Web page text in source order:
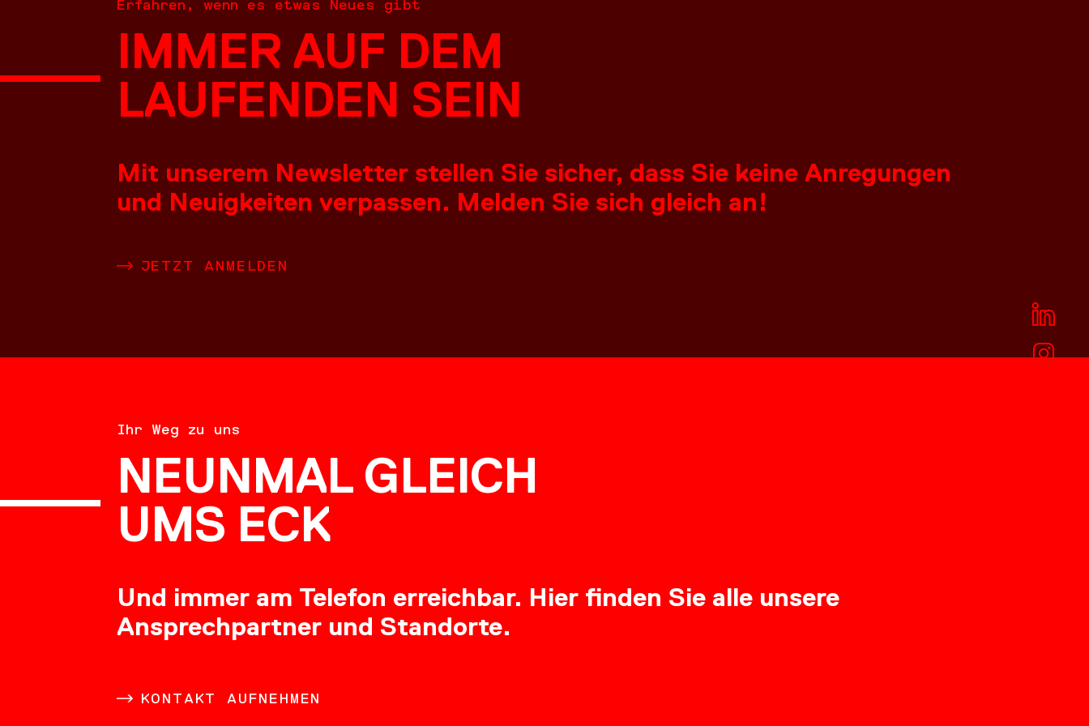
NEUES
LEISTUNGEN
BERATUNG
KARRIERE
DOWNLOADS
Erfahren, wenn es etwas Neues gibt
IMMER AUF DEM
LAUFENDEN SEIN
Mit unserem Newsletter stellen Sie sicher, dass Sie keine Anregungen
und Neuigkeiten verpassen. Melden Sie sich gleich an!
JETZT ANMELDEN
Ihr Weg zu uns
NEUNMAL GLEICH
UMS ECK
Und immer am Telefon erreichbar. Hier finden Sie alle unsere
Ansprechpartner und Standorte.
KONTAKT AUFNEHMEN